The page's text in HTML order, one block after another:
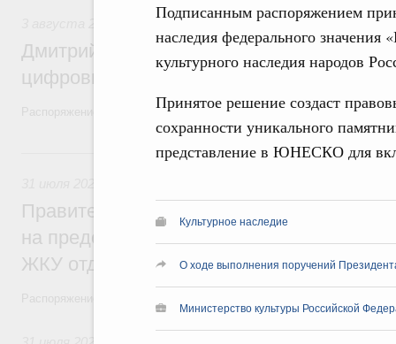
Подписанным распоряжением
наследия федерального
культурного наследия народов
Принятое решение создаст
сохранности уникального
представление в ЮНЕСКО для
Культурное наследие
О ходе выполнения поручений
Министерство культуры Российской
Регулирование в сфере торговли.
Дмитрий Григоренко возглавил штаб по
цифровых платформ
Распоряжение от 25 июля 2026 года №1966-р
31 июля, пятница
Правительство направит регионам
на предоставление мер социальной
ЖКУ отдельным категориям граждан